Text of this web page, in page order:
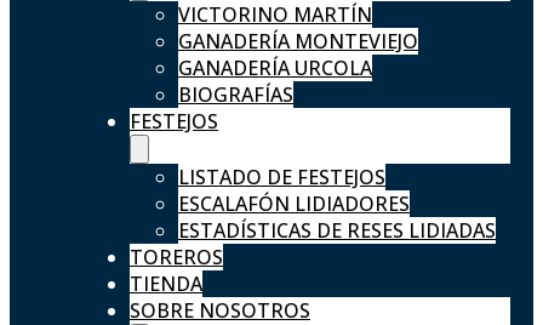
VICTORINO MARTÍN
GANADERÍA MONTEVIEJO
GANADERÍA URCOLA
BIOGRAFÍAS
FESTEJOS
LISTADO DE FESTEJOS
ESCALAFÓN LIDIADORES
ESTADÍSTICAS DE RESES LIDIADAS
TOREROS
TIENDA
SOBRE NOSOTROS